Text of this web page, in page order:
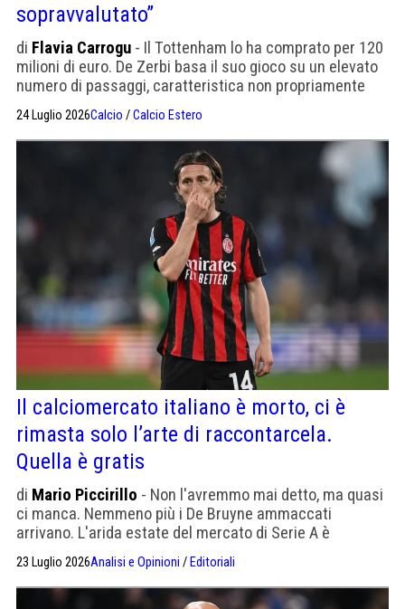
sopravvalutato”
di Flavia Carrogu - Il Tottenham lo ha comprato per 120
milioni di euro. De Zerbi basa il suo gioco su un elevato
numero di passaggi, caratteristica non propriamente
diventare ciò che è Rice per Arteta".
24 Luglio 2026Calcio /Calcio Estero
Il calciomercato italiano è morto, ci è
rimasta solo l’arte di raccontarcela.
Quella è gratis
di Mario Piccirillo - Non l'avremmo mai detto, ma quasi
ci manca. Nemmeno più i De Bruyne ammaccati
arrivano. L'arida estate del mercato di Serie A è
chiuderanno mai
23 Luglio 2026Analisi e Opinioni / Editoriali